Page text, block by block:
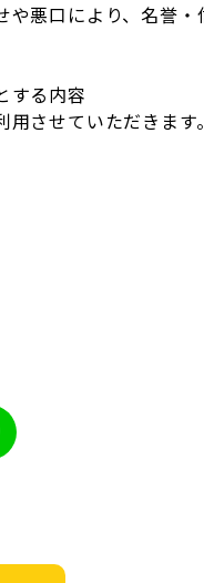
悪口により、名誉
する内容
させていただきます。